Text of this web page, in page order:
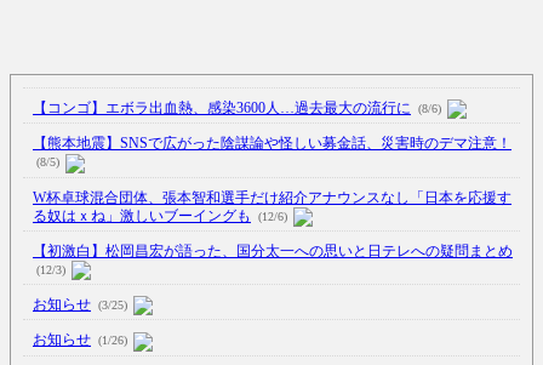
【コンゴ】エボラ出血熱、感染3600人…過去最大の流行に (8/6)
【熊本地震】SNSで広がった陰謀論や怪しい募金話、災害時のデマ注意！
(8/5)
W杯卓球混合団体、張本智和選手だけ紹介アナウンスなし「日本を応援す
る奴はｘね」激しいブーイングも
(12/6)
【初激白】松岡昌宏が語った、国分太一への思いと日テレへの疑問まとめ
(12/3)
お知らせ (3/25)
お知らせ (1/26)